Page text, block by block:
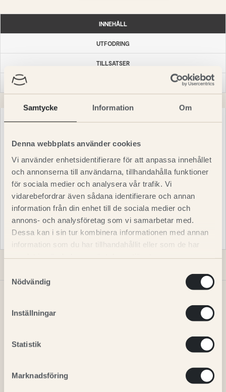
Samtycke Information Om
Denna webbplats använder cookies
Vi använder enhetsidentifierare för att anpassa innehållet
och annonserna till användarna, tillhandahålla funktioner
för sociala medier och analysera vår trafik. Vi
vidarebefordrar även sådana identifierare och annan
information från din enhet till de sociala medier och
annons- och analysföretag som vi samarbetar med.
Dessa kan i sin tur kombinera informationen med annan
information som du har tillhandahållit eller som de har
Nödvändig
Inställningar
Statistik
Marknadsföring
INNEHÅLL
UTFODRING
TILLSATSER
Sammansättning (alla ingredienser är av svenskt
Färskt nöt- och fläskkött 50%, grahamsmjöl, färska ägg,
vegetabilisk olja och fett 6% (kallpressad rapsolja),
morötter, torkad potatispressmassa.
Analytiska beståndsdelar
Råprotein 28%, råolja och råfett 18%, växttråd 3%,
kolhydrater (NFE) 35,7%, mineraler (råaska) 6,3%, (varav
Kalcium 1,3% och Fosfor 1%), vatten 9%. Omsättbar energi:
1577 kJ/100 g
RELATERADE PRODUKTER